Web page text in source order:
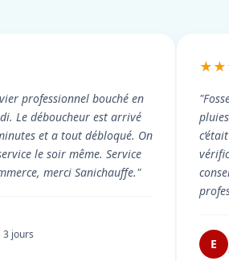
professionnel bouché en
Le déboucheur est arrivé
et a tout débloqué. On
le soir même. Service
merci Sanichauffe."
jours
E